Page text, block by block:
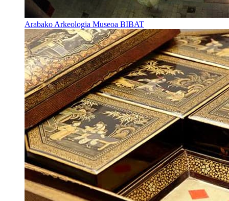
Arabako Arkeologia Museoa BIBAT